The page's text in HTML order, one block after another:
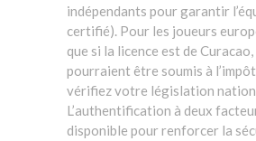
indépendants pour garantir
certifié). Pour les joueurs
que si la licence est de
pourraient être soumis à
vérifiez votre législation
L’authentification à deux
disponible pour renforcer la